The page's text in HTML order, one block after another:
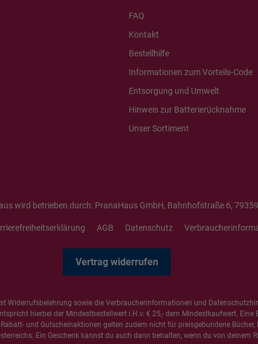
FAQ
Kontakt
Bestellhilfe
Informationen zum Vorteils-Code
Entsorgung und Umwelt
Hinweis zur Batterierücknahme
Unser Sortiment
wird betrieben durch: PranaHaus GmbH, Bahnhofstraße 6,
AGB Datenschutz
Vertrag widerrufen
Widerrufsbelehrung sowie die Verbraucherinformationen und
hierbei der Mindestbestellwert i.H.v. € 25,- dem Mindestkaufwert.
und Gutscheinaktionen gelten zudem nicht für preisgebundene
Ein Geschenk kannst du auch dann behalten, wenn du von deinem